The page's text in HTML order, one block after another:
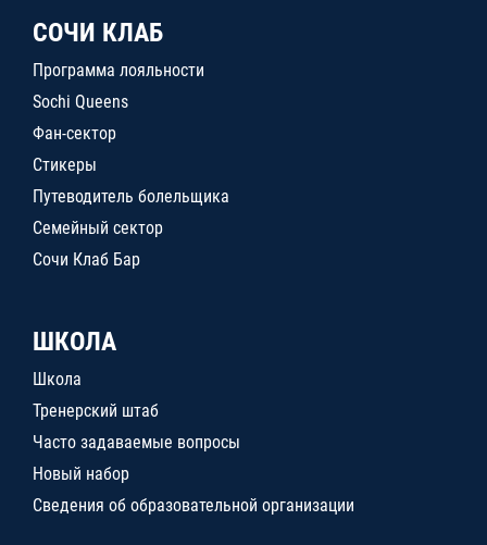
СОЧИ КЛАБ
Программа лояльности
Sochi Queens
Фан-сектор
Стикеры
Путеводитель болельщика
Семейный сектор
Сочи Клаб Бар
ШКОЛА
Школа
Тренерский штаб
Часто задаваемые вопросы
Новый набор
Сведения об образовательной организации